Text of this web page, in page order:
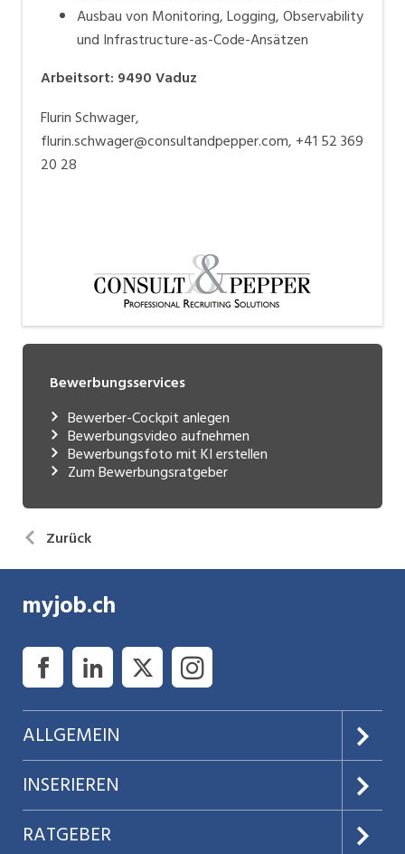
Ausbau von Monitoring, Logging, Observability
und Infrastructure-as-Code-Ansätzen
Arbeitsort: 9490Vaduz
Flurin Schwager,
flurin.schwager@consultandpepper.com, +41 52 369
20 28
Bewerbungsservices
Bewerber-Cockpit anlegen
Bewerbungsvideo aufnehmen
Bewerbungsfoto mit KI erstellen
Zum Bewerbungsratgeber
Zurück
myjob.ch
ALLGEMEIN
Über uns
AGB
INSERIEREN
Preise & Leistungen
RATGEBER